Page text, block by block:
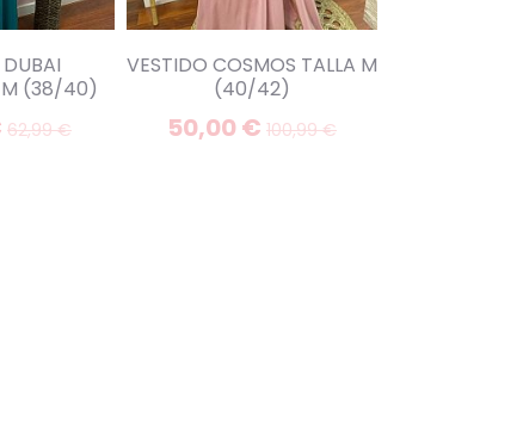
M (38/40)
62,99 €
VESTIDO COSMOS TALLA M
(40/42)
50,00 € 100,99 €